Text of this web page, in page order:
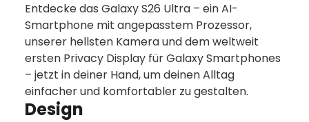
Entdecke das Galaxy S26 Ultra – ein AI-
Smartphone mit angepasstem Prozessor,
unserer hellsten Kamera und dem weltweit
ersten Privacy Display für Galaxy Smartphones
– jetzt in deiner Hand, um deinen Alltag
einfacher und komfortabler zu gestalten.
Design